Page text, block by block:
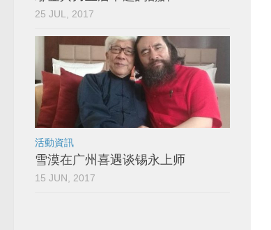
25 JUL, 2017
活動資訊
雪漠在广州喜遇谈锡永上师
15 JUN, 2017